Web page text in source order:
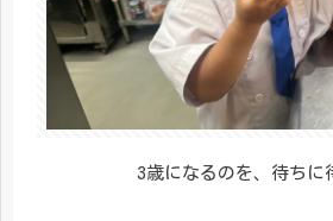
3歳になるのを、待ちに